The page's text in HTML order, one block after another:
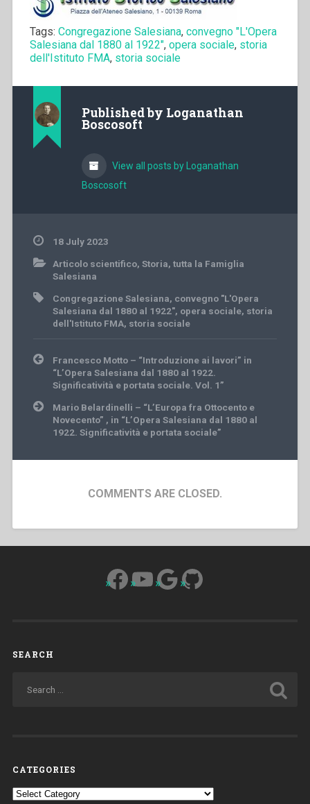
Tags: Congregazione Salesiana, convegno "L'Opera
Salesiana dal 1880 al 1922", opera sociale, storia
dell'Istituto FMA, storia sociale
Published by Loganathan
Boscosoft
View all posts by Loganathan
Boscosoft
18 July 2023
Articolo scientifico, Storia, tutta la Famiglia
Salesiana
Congregazione Salesiana, convegno "L'Opera
Salesiana dal 1880 al 1922", opera sociale, storia
dell'Istituto FMA, storia sociale
Post
navigation
Francesco Motto – “Introduzione ai lavori” in
“L’Opera Salesiana dal 1880 al 1922.
Significatività e portata sociale. Vol. 1”
Mario Belardinelli – “L’Europa fra Ottocento e
Novecento” , in “L’Opera Salesiana dal 1880 al
1922. Significatività e portata sociale”
COMMENTS ARE CLOSED.
Facebook
YouTube
Google
GitHub
SEARCH
CATEGORIES
Categories